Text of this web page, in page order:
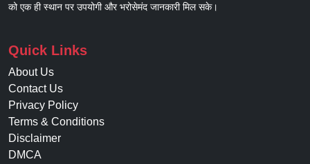
को एक ही स्थान पर उपयोगी और भरोसेमंद जानकारी मिल सके।
Quick Links
About Us
Contact Us
Privacy Policy
Terms & Conditions
Disclaimer
DMCA